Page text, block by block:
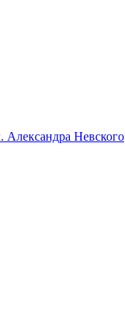
Александра Невского